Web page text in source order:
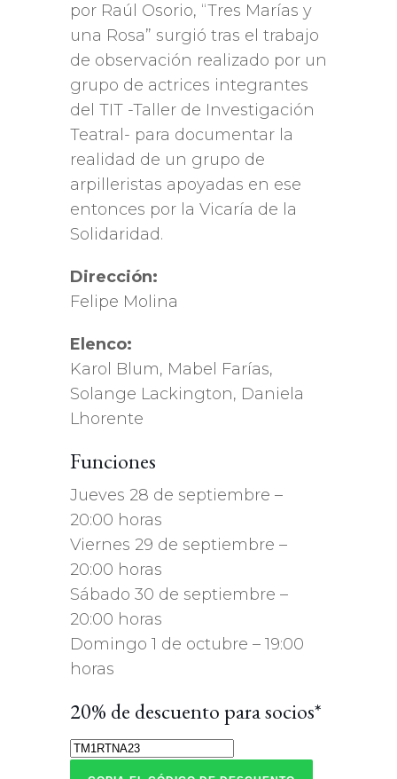
por Raúl Osorio, “Tres Marías y
una Rosa” surgió tras el trabajo
de observación realizado por un
grupo de actrices integrantes
del TIT -Taller de Investigación
Teatral- para documentar la
realidad de un grupo de
arpilleristas apoyadas en ese
entonces por la Vicaría de la
Solidaridad.
Dirección:
Felipe Molina
Elenco:
Karol Blum, Mabel Farías,
Solange Lackington, Daniela
Lhorente
Funciones
Jueves 28 de septiembre –
20:00 horas
Viernes 29 de septiembre –
20:00 horas
Sábado 30 de septiembre –
20:00 horas
Domingo 1 de octubre – 19:00
horas
20% de descuento para socios*